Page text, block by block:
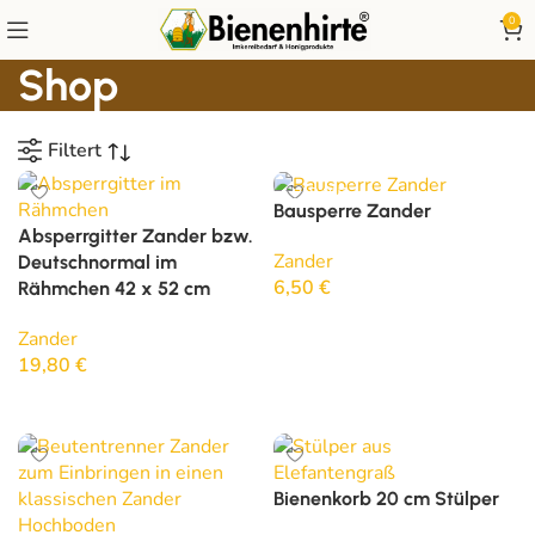
0
Shop
Filtert
Absperrgitter Zander bzw.
Deutschnormal im
Rähmchen 42 x 52 cm
Zander
19,80 €
SOLD OUT
Bausperre Zander
Zander
6,50 €
Bienenkorb 20 cm Stülper